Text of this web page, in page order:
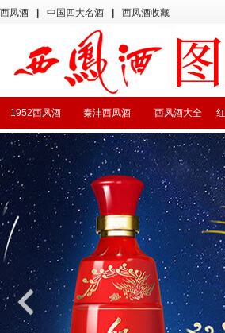
西凤酒 中国四大名酒 西凤酒收藏
西凤酒大全
秦沣西凤酒
1952西凤酒